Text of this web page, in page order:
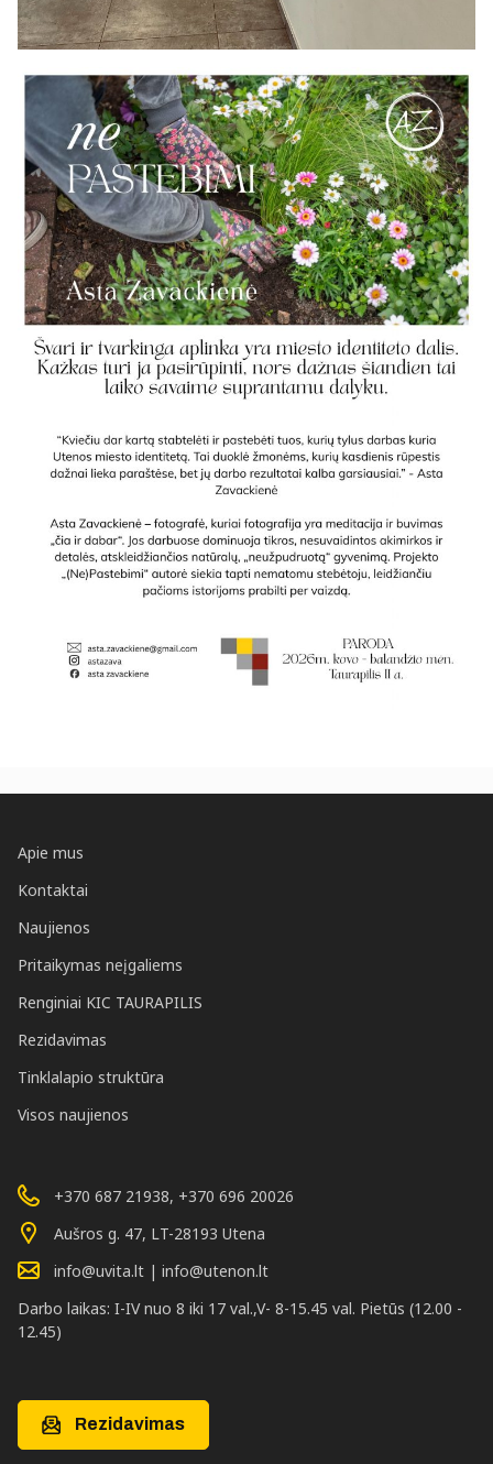
Apie mus
Kontaktai
Naujienos
Pritaikymas neįgaliems
Renginiai KIC TAURAPILIS
Rezidavimas
Tinklalapio struktūra
Visos naujienos
+370 687 21938, +370 696 20026
Aušros g. 47, LT-28193 Utena
info@uvita.lt | info@utenon.lt
Darbo laikas: I-IV nuo 8 iki 17 val.,V- 8-15.45 val. Pietūs (12.00 -
12.45)
Rezidavimas